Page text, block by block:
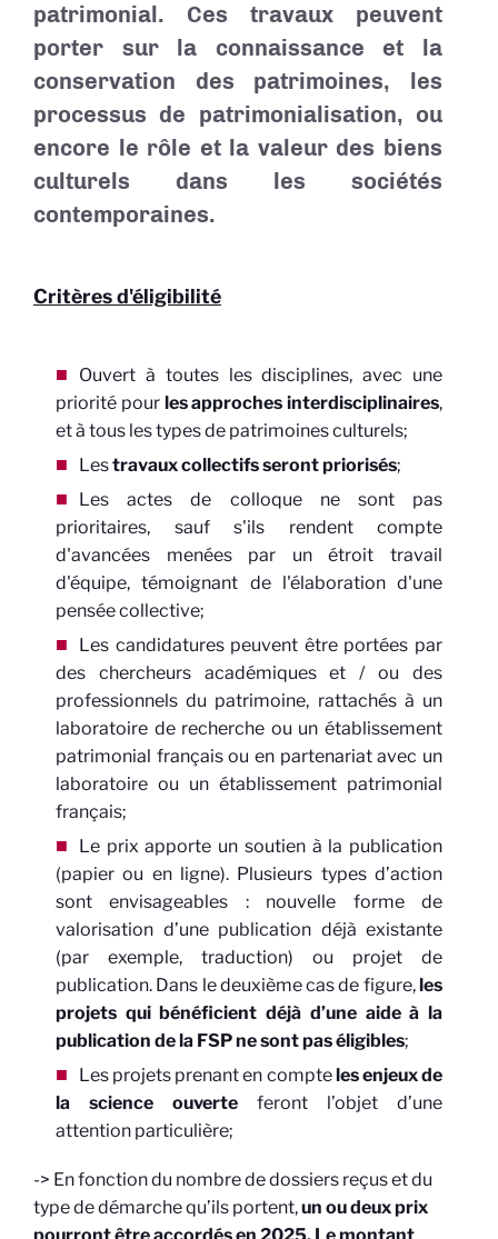
patrimonial. Ces travaux peuvent
porter sur la connaissance et la
conservation des patrimoines, les
processus de patrimonialisation, ou
encore le rôle et la valeur des biens
culturels dans les sociétés
contemporaines.
Critères d'éligibilité
Ouvert à toutes les disciplines, avec une
priorité pour les approches interdisciplinaires,
et à tous les types de patrimoines culturels;
Lestravaux collectifs seront priorisés;
Les actes de colloque ne sont pas
prioritaires, sauf s'ils rendent compte
d'avancées menées par un étroit travail
d'équipe, témoignant de l'élaboration d'une
pensée collective;
Les candidatures peuvent être portées par
des chercheurs académiques et / ou des
professionnels du patrimoine, rattachés à un
laboratoire de recherche ou un établissement
patrimonial français ou en partenariat avec un
laboratoire ou un établissement patrimonial
français;
Le prix apporte un soutien à la publication
(papier ou en ligne). Plusieurs types d’action
sont envisageables : nouvelle forme de
valorisation d’une publication déjà existante
(par exemple, traduction) ou projet de
publication. Dans le deuxième cas de figure,les
projets qui bénéficient déjà d’une aide à la
publication de la FSP ne sont pas éligibles;
Les projets prenant en compteles enjeux de
la science ouverte feront l’objet d’une
attention particulière;
-> En fonction du nombre de dossiers reçus et du
type de démarche qu’ils portent,un ou deux prix